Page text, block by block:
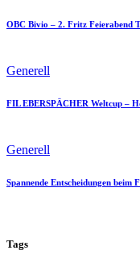
OBC Bivio – 2. Fritz Feierabend
Generell
FIL EBERSPÄCHER Weltcup –
Generell
Spannende Entscheidungen beim
Tags